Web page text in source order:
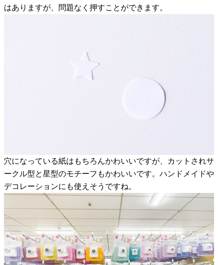
はありますが、問題なく押すことができます。
穴になっている紙はもちろんかわいいですが、カットされサ
ークル型と星型のモチーフもかわいいです。ハンドメイドや
デコレーションにも使えそうですね。